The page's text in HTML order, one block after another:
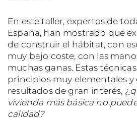
En este taller, expertos de
España, han mostrado que
de construir el hábitat, con
muy bajo coste, con las
muchas ganas. Estas
principios muy elementales y
resultados de gran interés, ¿
vivienda más básica no
calidad?